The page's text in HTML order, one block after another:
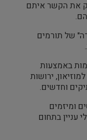
את הקשר איתם
של תורמים
באמצעות
מתנות לחגיגות ה-60 למוזיאון, ירושות
וחדשים.
ומיזמים
עניין בתחום